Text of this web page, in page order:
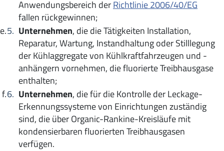
Anwendungsbereich derRichtlinie 2006/40/EG
fallen rückgewinnen;
Unternehmen, die die Tätigkeiten Installation,
Reparatur, Wartung, Instandhaltung oder Stilllegung
der Kühlaggregate von Kühlkraftfahrzeugen und -
anhängern vornehmen, die fluorierte Treibhausgase
enthalten;
Unternehmen, die für die Kontrolle der Leckage-
Erkennungssysteme von Einrichtungen zuständig
sind, die über Organic-Rankine-Kreisläufe mit
kondensierbaren fluorierten Treibhausgasen
verfügen.